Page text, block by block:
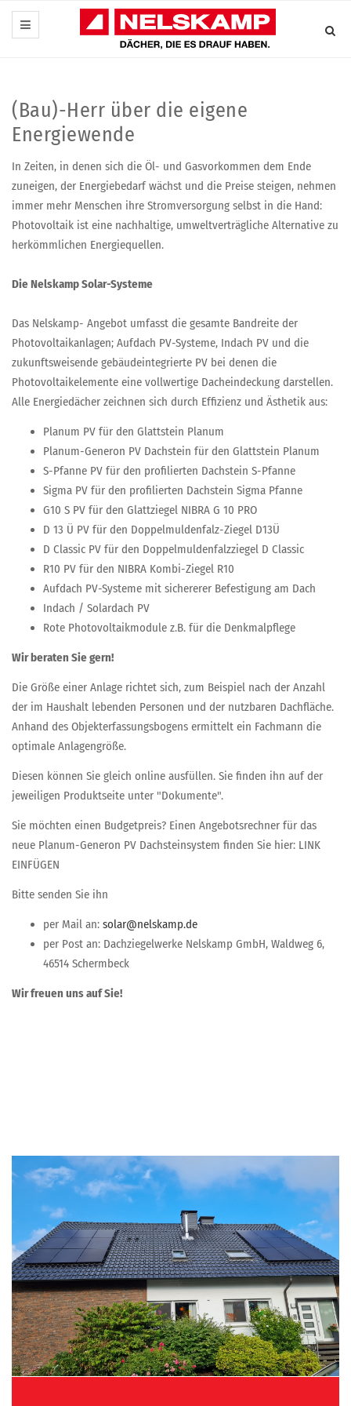
(Bau)-Herr über die eigene
Energiewende
In Zeiten, in denen sich die Öl- und Gasvorkommen dem Ende
zuneigen, der Energiebedarf wächst und die Preise steigen, nehmen
immer mehr Menschen ihre Stromversorgung selbst in die Hand:
Photovoltaik ist eine nachhaltige, umweltverträgliche Alternative zu
herkömmlichen Energiequellen.
Die Nelskamp Solar-Systeme
Das Nelskamp- Angebot umfasst die gesamte Bandreite der
Photovoltaikanlagen; Aufdach PV-Systeme, Indach PV und die
zukunftsweisende gebäudeintegrierte PV bei denen die
Photovoltaikelemente eine vollwertige Dacheindeckung darstellen.
Alle Energiedächer zeichnen sich durch Effizienz und Ästhetik aus:
Planum PV für den Glattstein Planum
Planum-Generon PV Dachstein für den Glattstein Planum
S-Pfanne PV für den profilierten Dachstein S-Pfanne
Sigma PV für den profilierten Dachstein Sigma Pfanne
G10 S PV für den Glattziegel NIBRA G 10 PRO
D 13 Ü PV für den Doppelmuldenfalz-Ziegel D13Ü
D Classic PV für den Doppelmuldenfalzziegel D Classic
R10 PV für den NIBRA Kombi-Ziegel R10
Aufdach PV-Systeme mit sichererer Befestigung am Dach
Indach / Solardach PV
Rote Photovoltaikmodule z.B. für die Denkmalpflege
Wir beraten Sie gern!
Die Größe einer Anlage richtet sich, zum Beispiel nach der Anzahl
der im Haushalt lebenden Personen und der nutzbaren Dachfläche.
Anhand des Objekterfassungsbogens ermittelt ein Fachmann die
optimale Anlagengröße.
Diesen können Sie gleich online ausfüllen. Sie finden ihn auf der
jeweiligen Produktseite unter "Dokumente".
Sie möchten einen Budgetpreis? Einen Angebotsrechner für das
neue Planum-Generon PV Dachsteinsystem finden Sie hier: LINK
EINFÜGEN
Bitte senden Sie ihn
per Mail an:
per Post an: Dachziegelwerke Nelskamp GmbH, Waldweg 6,
46514 Schermbeck
Wir freuen uns auf Sie!